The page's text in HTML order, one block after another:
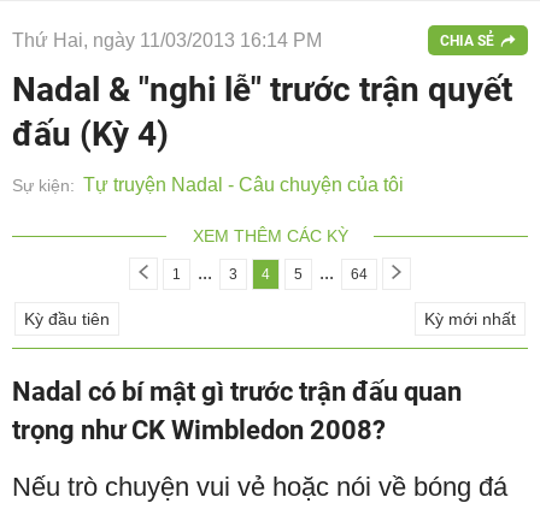
Thứ Hai, ngày 11/03/2013 16:14 PM CHIA SẺ
Nadal & "nghi lễ" trước trận quyết
đấu (Kỳ 4)
Sự kiện: Tự truyện Nadal - Câu chuyện của tôi
XEM THÊM CÁC KỲ
1 ... 3 4 5 ... 64
Kỳ đầu tiên Kỳ mới nhất
Nadal có bí mật gì trước trận đấu quan
trọng như CK Wimbledon 2008?
Nếu trò chuyện vui vẻ hoặc nói về bóng đá